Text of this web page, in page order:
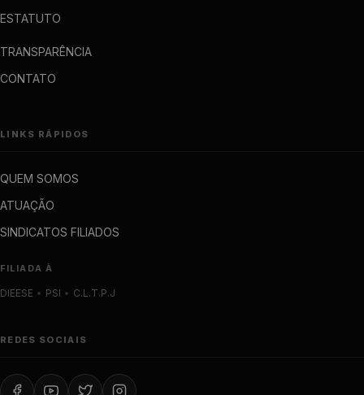
ESTATUTO
TRANSPARÊNCIA
CONTATO
LINKS RÁPIDOS
QUEM SOMOS
ATUAÇÃO
SINDICATOS FILIADOS
FILIADA À
DIEESE • PSI • C.L.T.P.J
REDES SOCIAIS